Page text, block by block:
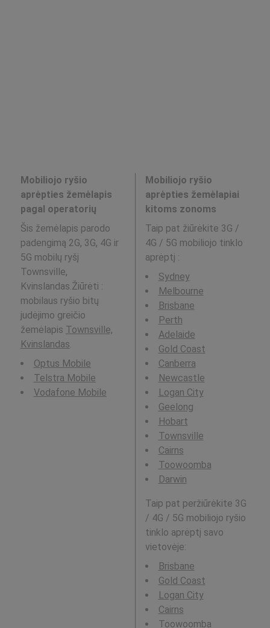
Mobiliojo ryšio
aprėpties žemėlapis
pagal operatorių
Šis žemėlapis parodo
padengimą 2G, 3G, 4G ir
5G mobilų ryšį
Townsville,
Kvinslandas.Žiūrėti :
mobilaus ryšio bitų
judėjimo greičio
žemėlapis Townsville,
Kvinslandas
Optus Mobile
Telstra Mobile
Vodafone Mobile
Mobiliojo ryšio
aprėpties žemėlapiai
kitoms zonoms
Taip pat žiūrėkite 3G /
4G / 5G mobiliojo tinklo
aprėptį :
Sydney
Melbourne
Brisbane
Perth
Adelaide
Gold Coast
Canberra
Newcastle
Logan City
Geelong
Hobart
Townsville
Cairns
Toowoomba
Darwin
Taip pat peržiūrėkite 3G
/ 4G / 5G mobiliojo ryšio
tinklo aprėptį savo
vietovėje:
Brisbane
Gold Coast
Logan City
Cairns
Toowoomba